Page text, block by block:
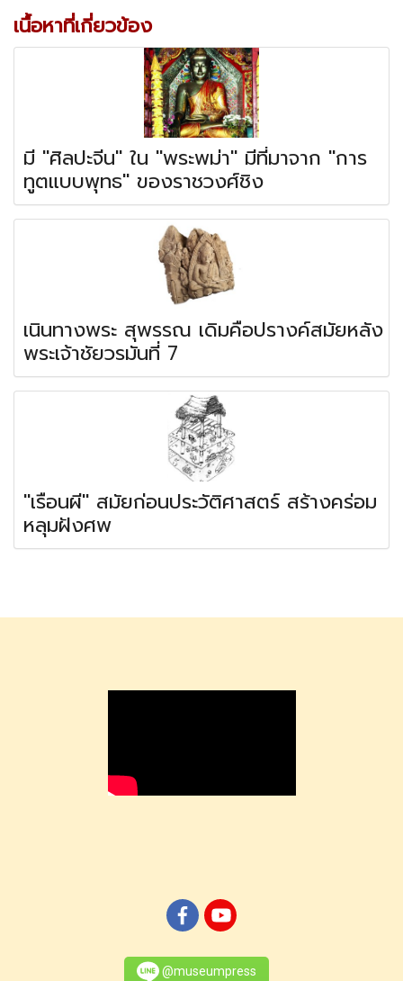
เนื้อหาที่เกี่ยวข้อง
มี "ศิลปะจีน" ใน "พระพม่า" มีที่มาจาก "การ
ทูตแบบพุทธ" ของราชวงศ์ชิง
เนินทางพระ สุพรรณ เดิมคือปรางค์สมัยหลัง
พระเจ้าชัยวรมันที่ 7
"เรือนผี" สมัยก่อนประวัติศาสตร์ สร้างคร่อม
หลุมฝังศพ
@museumpress